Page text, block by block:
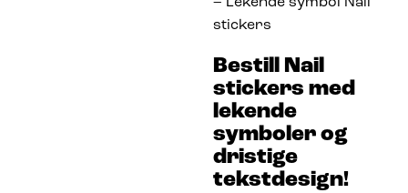
stickers
Bestill Nail
stickers med
lekende
symboler og
dristige
tekstdesign!